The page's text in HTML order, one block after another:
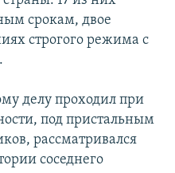
срокам, двое
строгого режима с
делу проходил при
под пристальным
рассматривался
соседнего